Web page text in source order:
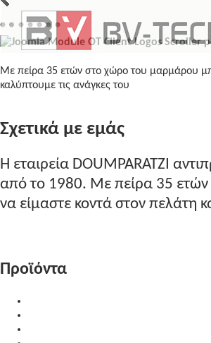
Με πείρα 35 ετών στο χώρο του μαρμάρου
καλύπτουμε τις ανάγκες του
Σχετικά με εμάς
Η εταιρεία DOUMPARATZI
από το 1980. Με πείρα 35
να είμαστε κοντά στον πελάτη
Προϊόντα